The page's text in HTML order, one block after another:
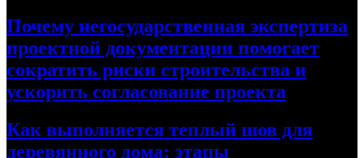
Почему негосударственная экспертиза
проектной документации помогает
сократить риски строительства и
ускорить согласование проекта
Как выполняется теплый шов для
деревянного дома: этапы